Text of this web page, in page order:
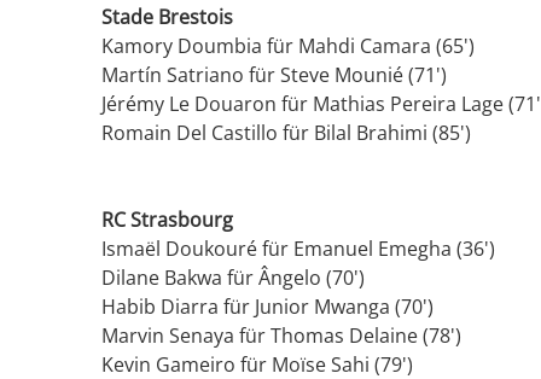
Stade Brestois
Kamory Doumbia für Mahdi Camara (65')
Martín Satriano für Steve Mounié (71')
Jérémy Le Douaron für Mathias Pereira Lage
Romain Del Castillo für Bilal Brahimi (85')
RC Strasbourg
Ismaël Doukouré für Emanuel Emegha (36')
Dilane Bakwa für Ângelo (70')
Habib Diarra für Junior Mwanga (70')
Marvin Senaya für Thomas Delaine (78')
Kevin Gameiro für Moïse Sahi (79')